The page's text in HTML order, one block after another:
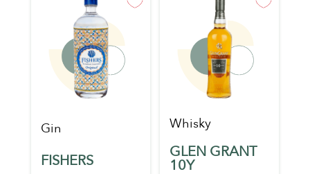
Gin
FISHERS
Whisky
GLEN GRANT
10Y